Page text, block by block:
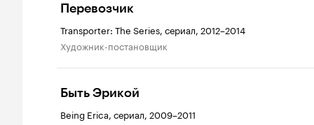
Перевозчик
Transporter: The Series, сериал, 2012–2014
Художник-постановщик
Быть Эрикой
Being Erica, сериал, 2009–2011